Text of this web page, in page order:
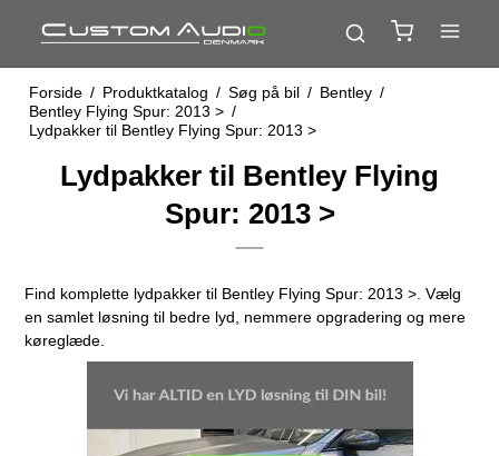
Forside / Produktkatalog / Søg på bil / Bentley /
Bentley Flying Spur: 2013 > /
Lydpakker til Bentley Flying Spur: 2013 >
Lydpakker til Bentley Flying
Spur: 2013 >
Find komplette lydpakker til Bentley Flying Spur: 2013 >. Vælg
en samlet løsning til bedre lyd, nemmere opgradering og mere
køreglæde.